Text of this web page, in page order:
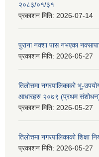
२०८३/०१/३१
प्रकाशन मिति: 2026-07-14
पुराना नक्शा पास नभएका
प्रकाशन मिति: 2026-05-27
तिलोत्तमा नगरपालिकाको भू-
आधारहरु २०७९ (प्रथम
प्रकाशन मिति: 2026-05-27
तिलोत्तमा नगरपालिकाको
प्रकाशन मिति: 2026-05-27